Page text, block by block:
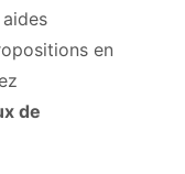
en
de